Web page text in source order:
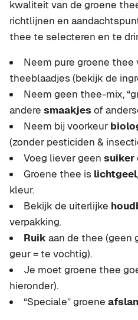
kwaliteit van de groene
richtlijnen en
thee te selecteren en te
Neem pure groene thee
theeblaadjes (bekijk de
Neem geen thee-mix,
andere smaakjes of
Neem bij voorkeur
(zonder pesticiden &
Voeg liever geen suiker
Groene thee is lichtgeel
kleur.
Bekijk de uiterlijke
verpakking.
Ruik aan de thee (geen
geur = te vochtig).
Je moet groene thee
hieronder).
“Speciale” groene